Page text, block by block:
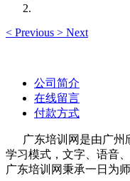
< Previous > Next
公司简介
在线留言
付款方式
广东培训网是由广州
学习模式，文字、语音
广东培训网秉承一日为